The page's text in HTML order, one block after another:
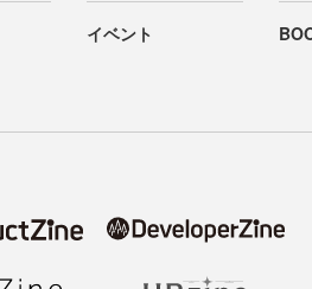
イベント